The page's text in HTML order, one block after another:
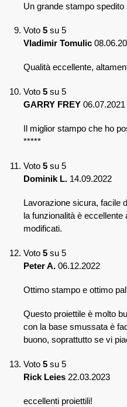
Un grande stampo
Voto 5 su 5
Vladimir Tomulic
Qualità eccellente,
Voto 5 su 5
GARRY FREY 06.07.2021
Il miglior stampo che ho
*****
Voto 5 su 5
Dominik L. 14.09.2022
Lavorazione sicura, facile
la funzionalità è
modificati.
Voto 5 su 5
Peter A. 06.12.2022
Ottimo stampo e ottimo
Questo proiettile è molto
con la base smussata è
buono, soprattutto se vi
Voto 5 su 5
Rick Leies 22.03.2023
eccellenti proiettili!